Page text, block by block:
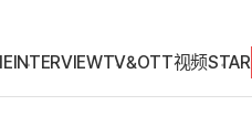
INTERVIEWTV&OTT视频STAR